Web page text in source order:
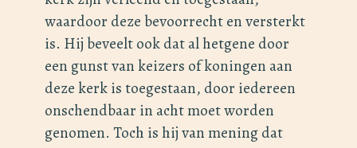
waardoor deze bevoorrecht en versterkt
is. Hij beveelt ook dat al hetgene door
een gunst van keizers of koningen aan
deze kerk is toegestaan, door iedereen
onschendbaar in acht moet worden
genomen. Toch is hij van mening dat